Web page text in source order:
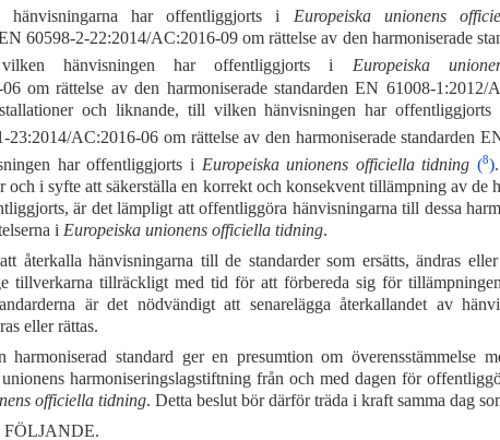
har offentliggjorts i Europeiska unionens
60598-2-22:2014/AC:2016-09 om rättelse av den harmoniserade
vilken hänvisningen har offentliggjorts i Europeiska
om rättelse av den harmoniserade standarden EN 61008-
och liknande, till vilken hänvisningen har offentliggjorts
23:2014/AC:2016-06 om rättelse av den harmoniserade standarden
har offentliggjorts i Europeiska unionens officiella tidning (8)
och i syfte att säkerställa en korrekt och konsekvent tillämpning av de
är det lämpligt att offentliggöra hänvisningarna till dessa
i Europeiska unionens officiella tidning.
återkalla hänvisningarna till de standarder som ersätts, ändras
tillverkarna tillräckligt med tid för att förbereda sig för
är det nödvändigt att senarelägga återkallandet av
eller rättas.
harmoniserad standard ger en presumtion om överensstämmelse
harmoniseringslagstiftning från och med dagen för
officiella tidning. Detta beslut bör därför träda i kraft samma dag